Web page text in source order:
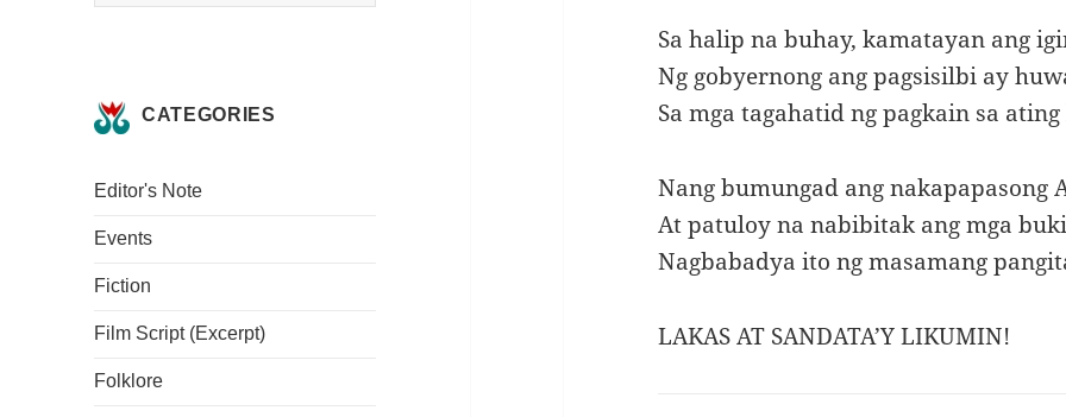
CATEGORIES
Editor's Note
Events
Fiction
Film Script (Excerpt)
Folklore
Sa halip na buhay, kamatayan ang
Ng gobyernong ang pagsisilbi ay
Sa mga tagahatid ng pagkain sa ating
Nang bumungad ang nakapapasong
At patuloy na nabibitak ang mga
Nagbabadya ito ng masamang
LAKAS AT SANDATA’Y LIKUMIN!